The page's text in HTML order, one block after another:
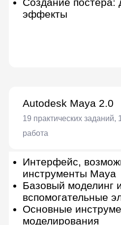
Substance painter
Материалы в Substance
Начало работы.
Композиция
Материаловедение
дерево, ткань, кожа
Создание более редких
материалов
Создание наклеек и
Полишинг
Substance Designer
Создание